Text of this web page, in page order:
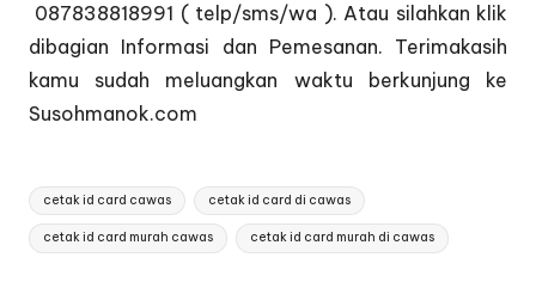
087838818991 ( telp/sms/wa ). Atau silahkan klik
dibagian Informasi dan Pemesanan. Terimakasih
kamu sudah meluangkan waktu berkunjung ke
Susohmanok.com
Tags:
cetak id card cawas cetak id card di cawas
cetak id card murah cawas cetak id card murah di cawas